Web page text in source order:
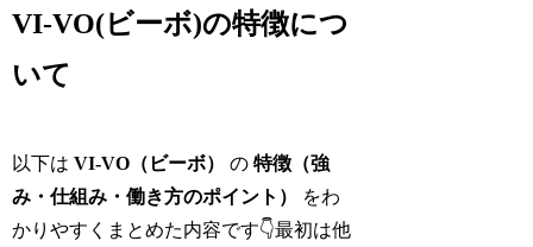
VI-VO(ビーボ)の特徴につ
いて
以下はVI-VO（ビーボ） の特徴（強
み・仕組み・働き方のポイント）
をわ
かりやすくまとめた内容です👇最初は他